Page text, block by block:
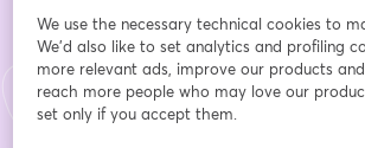
Đăng ký
Bạn đã đăng ký từ trước?
We use the necessary technical cookies to
We'd also like to set analytics and profiling
more relevant ads, improve our products
reach more people who may love our
set only if you accept them.